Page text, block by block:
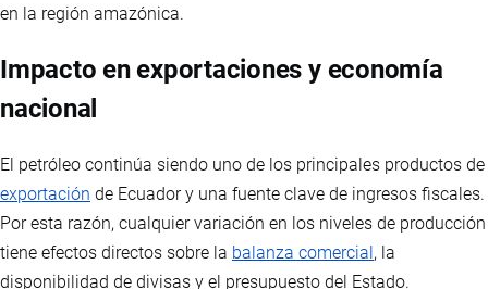
en la región amazónica.
Impacto en exportaciones y economía
nacional
El petróleo continúa siendo uno de los principales productos de
exportación de Ecuador y una fuente clave de ingresos fiscales.
Por esta razón, cualquier variación en los niveles de producción
tiene efectos directos sobre la balanza comercial, la
disponibilidad de divisas y el presupuesto del Estado.